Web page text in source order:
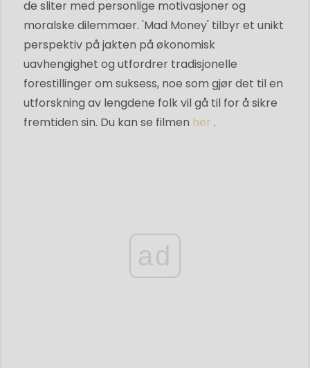
de sliter med personlige motivasjoner og
moralske dilemmaer. 'Mad Money' tilbyr et unikt
perspektiv på jakten på økonomisk
uavhengighet og utfordrer tradisjonelle
forestillinger om suksess, noe som gjør det til en
utforskning av lengdene folk vil gå til for å sikre
fremtiden sin. Du kan se filmen her .
ad